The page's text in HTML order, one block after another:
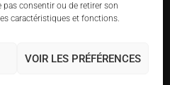
pas consentir ou de retirer son
caractéristiques et fonctions.
VOIR LES PRÉFÉRENCES